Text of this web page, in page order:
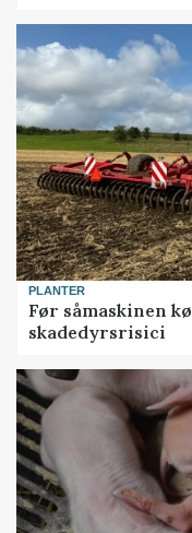
PLANTER
Før såmaskinen
skadedyrsrisici